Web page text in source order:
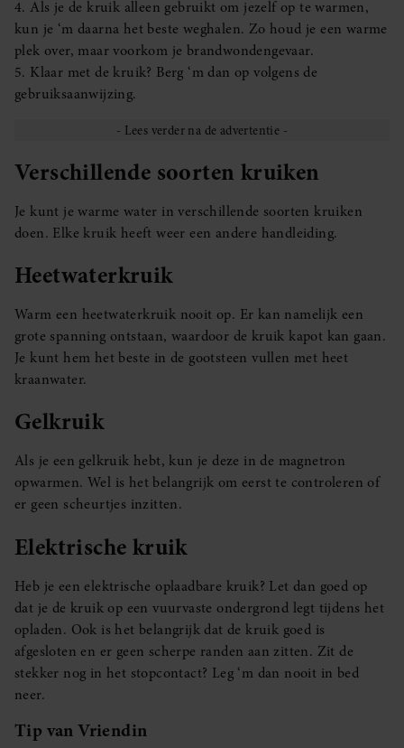
4. Als je de kruik alleen gebruikt om jezelf op te warmen,
kun je ‘m daarna het beste weghalen. Zo houd je een warme
plek over, maar voorkom je brandwondengevaar.
5. Klaar met de kruik? Berg ‘m dan op volgens de
gebruiksaanwijzing.
Verschillende soorten kruiken
Je kunt je warme water in verschillende soorten kruiken
doen. Elke kruik heeft weer een andere handleiding.
Heetwaterkruik
Warm een heetwaterkruik nooit op. Er kan namelijk een
grote spanning ontstaan, waardoor de kruik kapot kan gaan.
Je kunt hem het beste in de gootsteen vullen met heet
kraanwater.
Gelkruik
Als je een gelkruik hebt, kun je deze in de magnetron
opwarmen. Wel is het belangrijk om eerst te controleren of
er geen scheurtjes inzitten.
Elektrische kruik
Heb je een elektrische oplaadbare kruik? Let dan goed op
dat je de kruik op een vuurvaste ondergrond legt tijdens het
opladen. Ook is het belangrijk dat de kruik goed is
afgesloten en er geen scherpe randen aan zitten. Zit de
stekker nog in het stopcontact? Leg ‘m dan nooit in bed
neer.
Tip van Vriendin